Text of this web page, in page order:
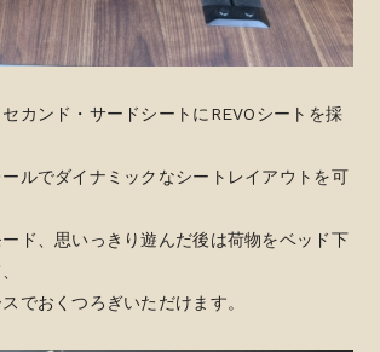
カンド・サードシートにREVOシートを採
ルでダイナミックなシートレイアウトを可
ド、思いっきり遊んだ後は荷物をベッド下
でおくつろぎいただけます。